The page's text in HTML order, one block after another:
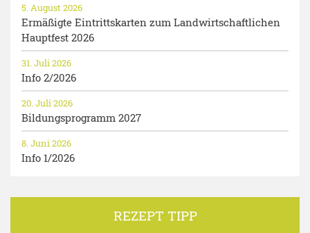
Ermäßigte Eintrittskarten zum Landwirtschaftlichen
Hauptfest 2026
5. August 2026
Info 2/2026
31. Juli 2026
Bildungsprogramm 2027
20. Juli 2026
Info 1/2026
8. Juni 2026
REZEPT TIPP